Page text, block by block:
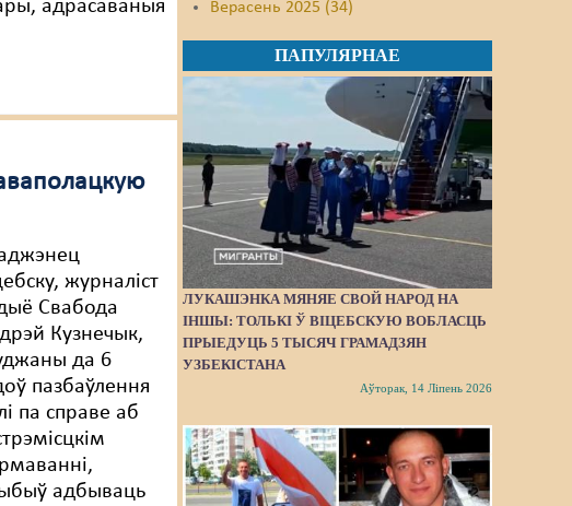
адрасаваныя
журналіст
Свабода
Кузнечык,
да 6
пазбаўлення
па справе аб
адбываць
Верасень 2025 (34)
ПАПУЛЯРНАЕ
ЛУКАШЭНКА МЯНЯЕ СВОЙ НАРОД НА
ІНШЫ: ТОЛЬКІ Ў ВІЦЕБСКУЮ ВОБЛАСЦЬ
ПРЫЕДУЦЬ 5 ТЫСЯЧ ГРАМАДЗЯН
УЗБЕКІСТАНА
Аўторак, 14 Ліпень 2026